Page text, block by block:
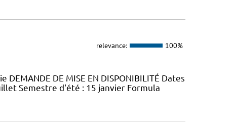
relevance: 100%
DE MISE EN DISPONIBILITÉ Dates
Semestre d'été : 15 janvier Formula